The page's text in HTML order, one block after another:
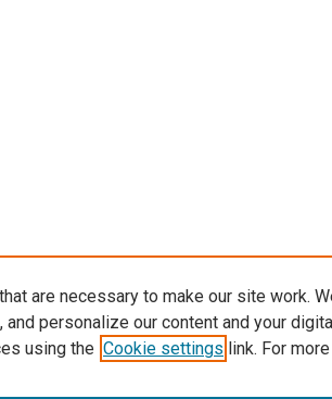
are necessary to make our site work.
and personalize our content and your
using the Cookie settings link. For